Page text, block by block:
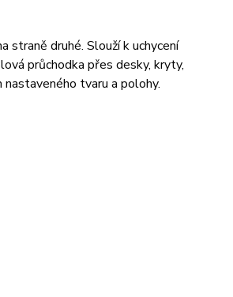
druhé. Slouží k uchycení
průchodka přes desky, kryty,
tvaru a polohy.